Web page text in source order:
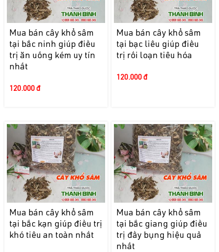
Mua bán cây khổ sâm
tại bắc ninh giúp điều
trị ăn uống kém uy tín
nhất
120.000 đ
Mua bán cây khổ sâm
tại bạc liêu giúp điều
trị rối loạn tiêu hóa
120.000 đ
Mua bán cây khổ sâm
tại bắc kạn giúp điều trị
khó tiêu an toàn nhất
Mua bán cây khổ sâm
tại bắc giang giúp điều
trị đầy bụng hiệu quả
nhất